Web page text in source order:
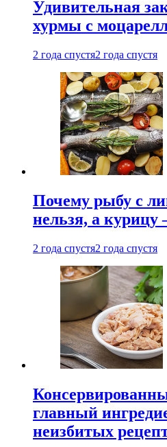
Удивительная
хурмы с
2 года спустя2 года спустя
Почему рыбу с
нельзя, а
2 года спустя2 года спустя
главный
неизбитых